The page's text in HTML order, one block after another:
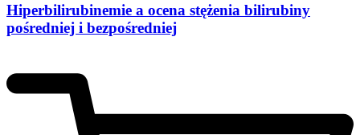
Hiperbilirubinemie a ocena stężenia bilirubiny
pośredniej i bezpośredniej